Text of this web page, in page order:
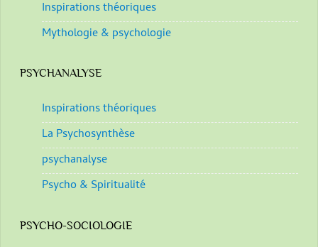
Inspirations théoriques
Mythologie & psychologie
PSYCHANALYSE
Inspirations théoriques
La Psychosynthèse
psychanalyse
Psycho & Spiritualité
PSYCHO-SOCIOLOGIE